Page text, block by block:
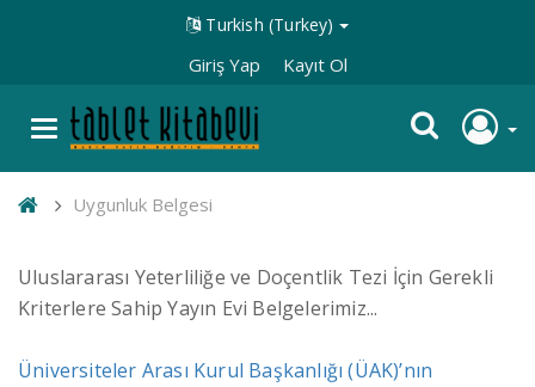
Turkish (Turkey)
Giriş Yap Kayıt Ol
Uygunluk Belgesi
Uluslararası Yeterliliğe ve Doçentlik Tezi İçin Gerekli
Kriterlere Sahip Yayın Evi Belgelerimiz...
Üniversiteler Arası Kurul Başkanlığı (ÜAK)’nın